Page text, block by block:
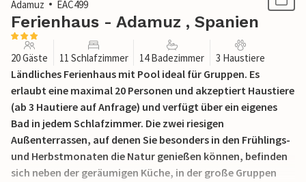
Adamuz
EAC499
Ferienhaus - Adamuz , Spanien
20 Gäste 11 Schlafzimmer 14 Badezimmer 3 Haustiere
Ländliches Ferienhaus mit Pool ideal für Gruppen. Es
erlaubt eine maximal 20 Personen und akzeptiert Haustiere
(ab 3 Hautiere auf Anfrage) und verfügt über ein eigenes
Bad in jedem Schlafzimmer. Die zwei riesigen
Außenterrassen, auf denen Sie besonders in den Frühlings-
und Herbstmonaten die Natur genießen können, befinden
sich neben der geräumigen Küche, in der große Gruppen